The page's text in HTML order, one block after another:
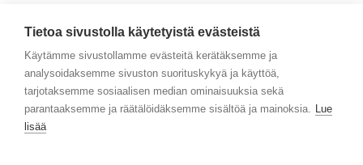
Yhteystiedot
Selaa tuotteita
Tietoa sivustolla käytetyistä evästeistä
Käytämme sivustollamme evästeitä kerätäksemme ja
analysoidaksemme sivuston suorituskykyä ja käyttöä,
tarjotaksemme sosiaalisen median ominaisuuksia sekä
parantaaksemme ja räätälöidäksemme sisältöä ja mainoksia. Lue
lisää